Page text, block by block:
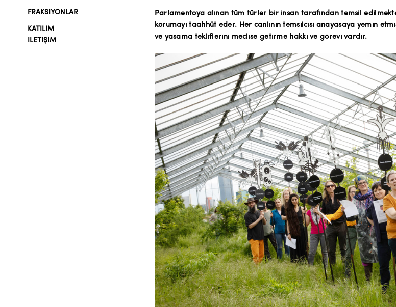
FRAKSIYONLAR
KATILIM
İLETİŞİM
Parlamentoya alınan tüm türler bir insan tarafından temsil
korumayı taahhüt eder. Her canlının temsilcisi anayasaya yemin
ve yasama tekliflerini meclise getirme hakkı ve görevi vardır.